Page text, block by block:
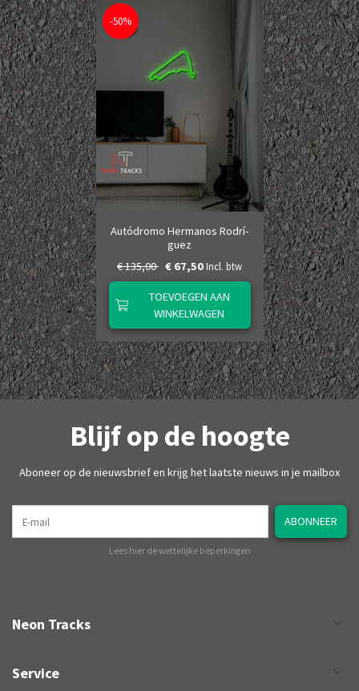
-50%
Autódromo Hermanos Rodrí­
guez
€ 135,00 € 67,50 Incl. btw
TOEVOEGEN AAN
WINKELWAGEN
Blijf op de hoogte
Aboneer op de nieuwsbrief en krijg het laatste nieuws in je mailbox
ABONNEER
Lees hier de wettelijke beperkingen
Neon Tracks
Service